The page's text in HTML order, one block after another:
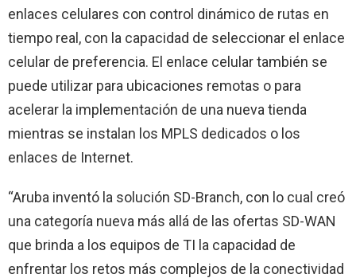
enlaces celulares con control dinámico de rutas en
tiempo real, con la capacidad de seleccionar el enlace
celular de preferencia. El enlace celular también se
puede utilizar para ubicaciones remotas o para
acelerar la implementación de una nueva tienda
mientras se instalan los MPLS dedicados o los
enlaces de Internet.
“Aruba inventó la solución SD-Branch, con lo cual creó
una categoría nueva más allá de las ofertas SD-WAN
que brinda a los equipos de TI la capacidad de
enfrentar los retos más complejos de la conectividad